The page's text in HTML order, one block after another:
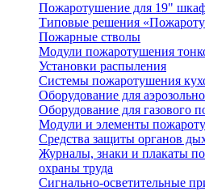
Пожаротушение для 19"
Типовые решения
Пожарные стволы
Модули пожаротушения
Установки распыления
Системы пожаротушения
Оборудование для
Оборудование для газового
Модули и элементы
Средства защиты органов
Журналы, знаки и плакаты
охраны труда
Сигнально-осветительные